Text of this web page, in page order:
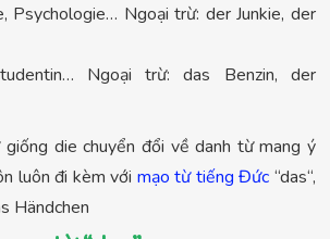
Psychologie… Ngoại trừ: der Junkie, der
Ngoại trừ: das Benzin, der
giống die chuyển đổi về danh từ mang ý
luôn đi kèm với mạo từ tiếng Đức “das“,
Händchen